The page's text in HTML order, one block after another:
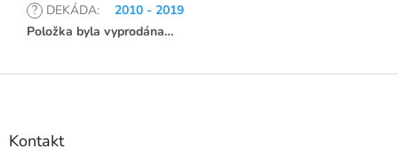
? DEKÁDA:
2010 - 2019
Položka byla vyprodána…
Z
Kontakt